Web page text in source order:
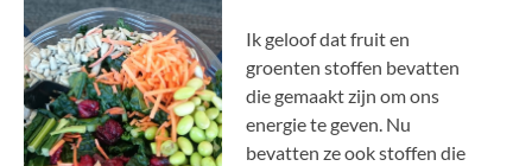
Ik geloof dat fruit en
groenten stoffen bevatten
die gemaakt zijn om ons
energie te geven. Nu
bevatten ze ook stoffen die